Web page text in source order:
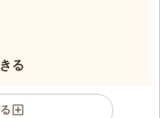
る